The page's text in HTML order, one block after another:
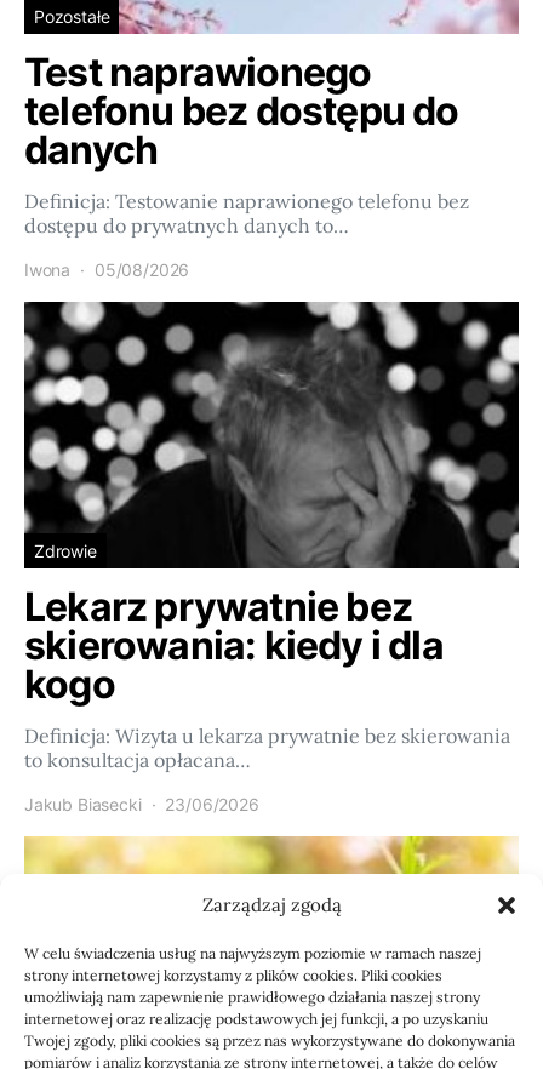
Zarządzaj zgodą
W celu świadczenia usług na najwyższym poziomie w ramach naszej
strony internetowej korzystamy z plików cookies. Pliki cookies
umożliwiają nam zapewnienie prawidłowego działania naszej strony
internetowej oraz realizację podstawowych jej funkcji, a po uzyskaniu
Twojej zgody, pliki cookies są przez nas wykorzystywane do dokonywania
pomiarów i analiz korzystania ze strony internetowej, a także do celów
Pozostałe
Test naprawionego
telefonu bez dostępu do
danych
Definicja: Testowanie naprawionego telefonu bez
dostępu do prywatnych danych to…
Iwona 05/08/2026
Zdrowie
Lekarz prywatnie bez
skierowania: kiedy i dla
kogo
Definicja: Wizyta u lekarza prywatnie bez skierowania
to konsultacja opłacana…
Jakub Biasecki 23/06/2026